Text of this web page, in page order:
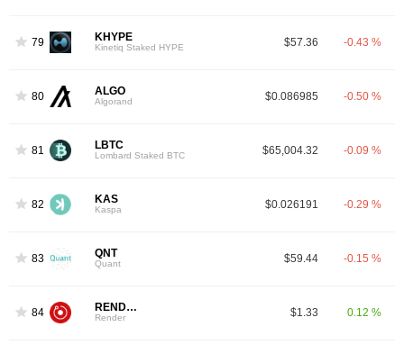
79 KHYPE
Kinetiq Staked HYPE $57.36 -0.43 %
80 ALGO
Algorand $0.086985 -0.50 %
81 LBTC
Lombard Staked BTC $65,004.32 -0.09 %
82 KAS
Kaspa $0.026191 -0.29 %
83 QNT
Quant $59.44 -0.15 %
84 RENDER
Render $1.33 0.12 %